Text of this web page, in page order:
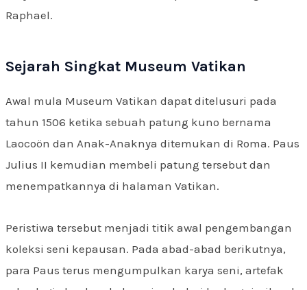
Raphael.
Sejarah Singkat Museum Vatikan
Awal mula Museum Vatikan dapat ditelusuri pada
tahun 1506 ketika sebuah patung kuno bernama
Laocoön dan Anak-Anaknya ditemukan di Roma. Paus
Julius II kemudian membeli patung tersebut dan
menempatkannya di halaman Vatikan.
Peristiwa tersebut menjadi titik awal pengembangan
koleksi seni kepausan. Pada abad-abad berikutnya,
para Paus terus mengumpulkan karya seni, artefak